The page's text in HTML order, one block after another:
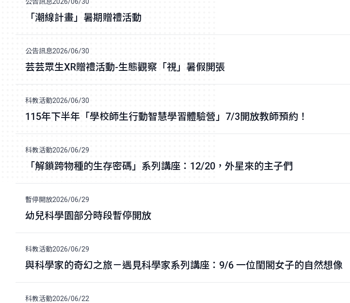
「潮線計畫」暑期贈禮活動
2026/06/30
公告訊息
芸芸眾生XR贈禮活動-生態觀察「視」暑假開張
2026/06/30
科教活動
115年下半年「學校師生行動智慧學習體驗營」7/3開放教師預約！
2026/06/29
科教活動
「解鎖跨物種的生存密碼」系列講座：12/20，外星來的主子們
2026/06/29
暫停開放
幼兒科學園部分時段暫停開放
2026/06/29
科教活動
與科學家的奇幻之旅－遇見科學家系列講座：9/6 一位閨閣女子的自然想像
2026/06/22
科教活動